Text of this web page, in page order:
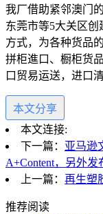
我厂借助紧邻澳门
东莞市等5大关区
方式，为各种货品
拼柜進口、橱柜货
口贸易运送，进口
本文分享
本文连接:
下一篇： 亚马逊
A+Content，另外发
上一篇： 再生塑
推荐阅读